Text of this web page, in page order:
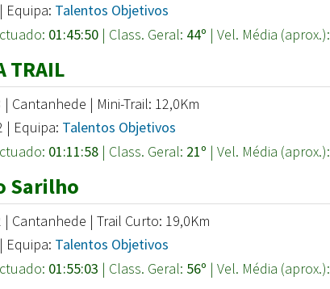
Equipa: Talentos Objetivos
01:45:50 | Class. Geral: 44º | Vel. Média (aprox.):
TRAIL
| Cantanhede | Mini-Trail: 12,0Km
| Equipa: Talentos Objetivos
01:11:58 | Class. Geral: 21º | Vel. Média (aprox.):
Sarilho
| Cantanhede | Trail Curto: 19,0Km
Equipa: Talentos Objetivos
01:55:03 | Class. Geral: 56º | Vel. Média (aprox.):